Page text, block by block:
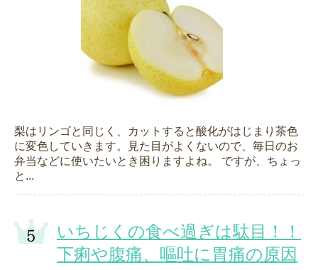
梨はリンゴと同じく、カットすると酸化がはじまり茶色
に変色していきます。見た目がよくないので、毎日のお
弁当などに使いたいとき困りますよね。 ですが、ちょっ
と...
いちじくの食べ過ぎは駄目！！
下痢や腹痛、嘔吐に胃痛の原因